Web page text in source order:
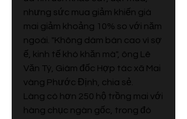
nhưng sức mua giảm khiến giá
mai giảm khoảng 10% so với năm
ngoái. "Không dám bán cao vì sợ
ế, kinh tế khó khăn mà", ông Lê
Văn Tý, Giám đốc Hợp tác xã Mai
vàng Phước Định, chia sẻ.
Làng có hơn 250 hộ trồng mai với
hàng chục ngàn gốc, trong đó